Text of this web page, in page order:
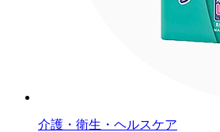
介護・衛生・ヘルスケア